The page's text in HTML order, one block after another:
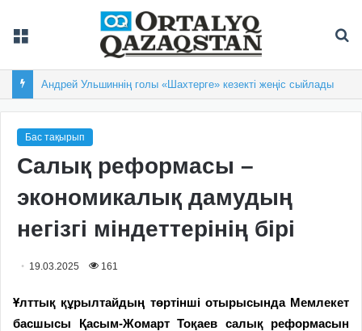
Андрей Ульшиннің голы «Шахтерге» кезекті жеңіс сыйлады
Бас тақырып
Салық реформасы –
экономикалық дамудың
негізгі міндеттерінің бірі
19.03.2025 161
Ұлттық құрылтайдың төртінші отырысында Мемлекет
басшысы Қасым-Жомарт Тоқаев салық реформасын